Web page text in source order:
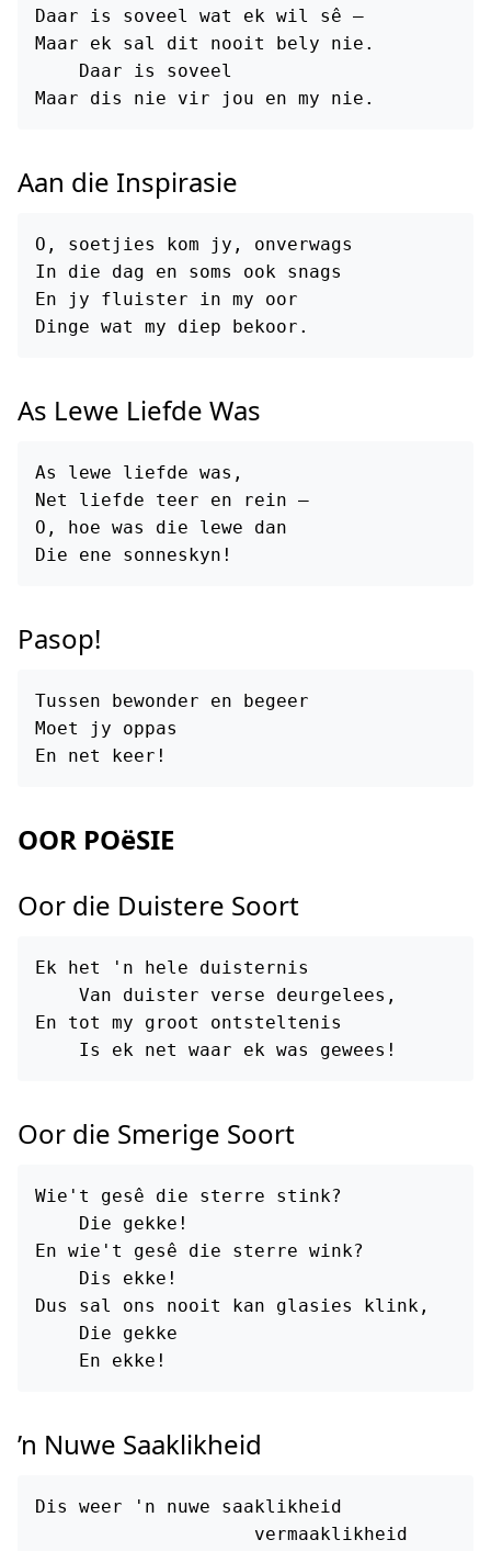
Daar is soveel wat ek wil sê —
Maar ek sal dit nooit bely nie.
    Daar is soveel
Aan die Inspirasie
O, soetjies kom jy, onverwags
In die dag en soms ook snags
En jy fluister in my oor
As Lewe Liefde Was
As lewe liefde was,
Net liefde teer en rein —
O, hoe was die lewe dan
Pasop!
Tussen bewonder en begeer
Moet jy oppas
OOR POëSIE
Oor die Duistere Soort
Ek het 'n hele duisternis
    Van duister verse deurgelees,
En tot my groot ontsteltenis
Oor die Smerige Soort
Wie't gesê die sterre stink?
    Die gekke!
En wie't gesê die sterre wink?
    Dis ekke!
Dus sal ons nooit kan glasies klink,
    Die gekke
’n Nuwe Saaklikheid
Dis weer 'n nuwe saaklikheid
                    vermaaklikheid